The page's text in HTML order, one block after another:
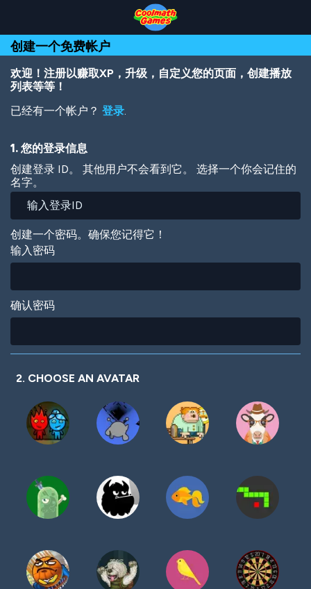
Top
of
Page
Navigation
Main
Content
Footer
到
主
要
内
容
创建一个免费帐户
欢迎！注册以赚取XP，升级，自定义您的页面，创建播放
列表等等！
已经有一个帐户？ 登录.
1. 您的登录信息
创建登录 ID。 其他用户不会看到它。 选择一个你会记住的
名字。
创建一个密码。确保您记得它！
输入密码
确认密码
2. CHOOSE AN AVATAR